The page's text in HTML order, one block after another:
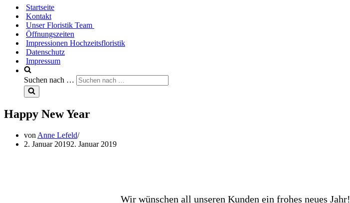
Startseite
Kontakt
Unser Floristik Team
Öffnungszeiten
Impressionen Hochzeitsfloristik
Datenschutz
Impressum
Suchen nach …
Happy New Year
von Anne Lefeld
2. Januar 20192. Januar 2019
Wir wünschen all unseren Kunden ein frohes neues Jahr!